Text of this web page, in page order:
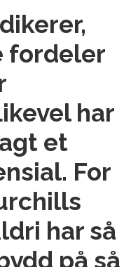
fordeler
har
et
For
har så
på så